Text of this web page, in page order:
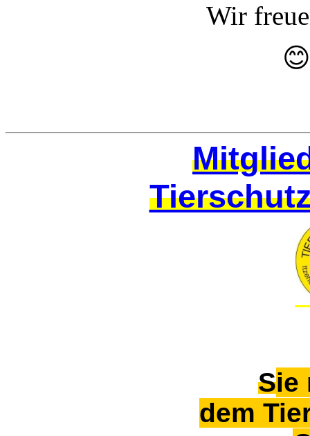
Wir
Sie
dem